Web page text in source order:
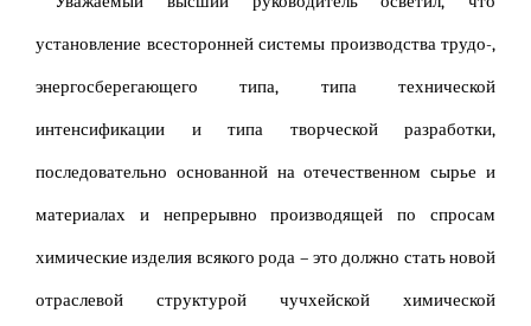
установление всесторонней системы производства трудо-,
энергосберегающего типа, типа технической
интенсификации и типа творческой разработки,
последовательно основанной на отечественном сырье и
материалах и непрерывно производящей по спросам
химические изделия всякого рода – это должно стать новой
отраслевой структурой чучхейской химической